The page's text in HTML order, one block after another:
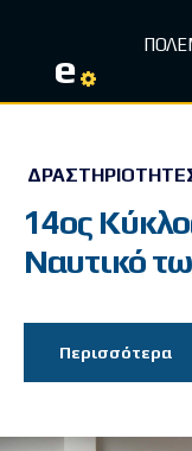
e
14oς
Ναυτικό
Περισσότερα